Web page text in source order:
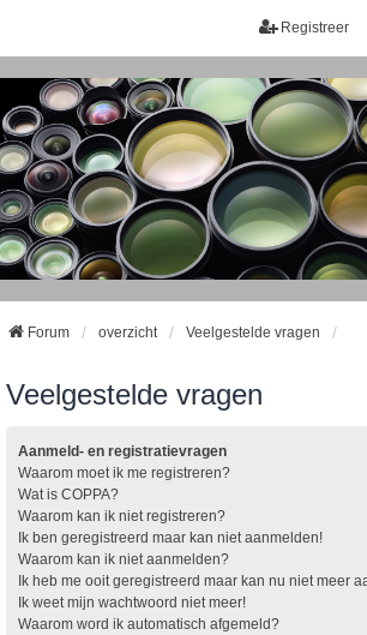
Registreer
Forum overzicht Veelgestelde vragen
Veelgestelde vragen
Aanmeld- en registratievragen
Waarom moet ik me registreren?
Wat is COPPA?
Waarom kan ik niet registreren?
Ik ben geregistreerd maar kan niet aanmelden!
Waarom kan ik niet aanmelden?
Ik heb me ooit geregistreerd maar kan nu niet meer
Ik weet mijn wachtwoord niet meer!
Waarom word ik automatisch afgemeld?